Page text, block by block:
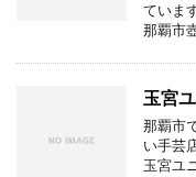
ていま
那覇市
玉宮
那覇市
い手芸
玉宮ユ